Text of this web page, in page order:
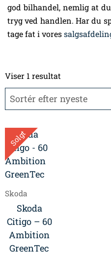
god bilhandel, nemlig at
tryg ved handlen. Har du
tage fat i vores
Viser 1 resultat
Solgt
Skoda
Skoda
Citigo – 60
Ambition
GreenTec